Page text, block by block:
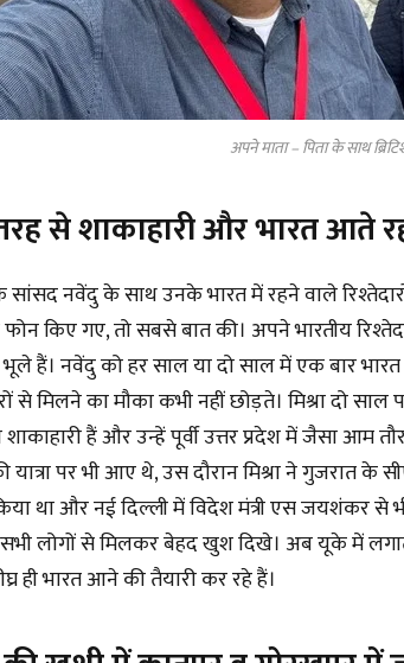
अपने माता – पिता के साथ
से शाकाहारी और भारत आते
सांसद नवेंदु के साथ उनके भारत में रहने वाले
फोन किए गए, तो सबसे बात की। अपने भारतीय
भूले हैं। नवेंदु को हर साल या दो साल में एक बार
से मिलने का मौका कभी नहीं छोड़ते। मिश्रा दो
शाकाहारी हैं और उन्हें पूर्वी उत्तर प्रदेश में जैसा आम
यात्रा पर भी आए थे, उस दौरान मिश्रा ने गुजरात
था और नई दिल्ली में विदेश मंत्री एस जयशंकर से
लोगों से मिलकर बेहद खुश दिखे। अब यूके में
ही भारत आने की तैयारी कर रहे हैं।